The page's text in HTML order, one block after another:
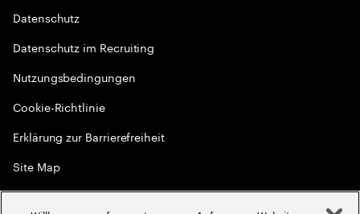
Datenschutz
Datenschutz im Recruiting
Nutzungsbedingungen
Cookie-Richtlinie
Erklärung zur Barrierefreiheit
Site Map
Globale Meritokratie